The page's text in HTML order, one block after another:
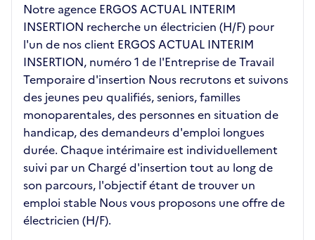
Notre agence ERGOS ACTUAL INTERIM
INSERTION recherche un électricien (H/F) pour
l'un de nos client ERGOS ACTUAL INTERIM
INSERTION, numéro 1 de l'Entreprise de Travail
Temporaire d'insertion Nous recrutons et suivons
des jeunes peu qualifiés, seniors, familles
monoparentales, des personnes en situation de
handicap, des demandeurs d'emploi longues
durée. Chaque intérimaire est individuellement
suivi par un Chargé d'insertion tout au long de
son parcours, l'objectif étant de trouver un
emploi stable Nous vous proposons une offre de
électricien (H/F).